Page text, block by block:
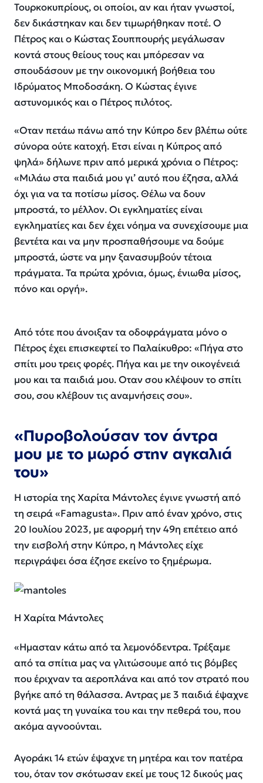
Τουρκοκυπρίους, οι οποίοι, αν και ήταν γνωστοί,
δεν δικάστηκαν και δεν τιμωρήθηκαν ποτέ. Ο
Πέτρος και ο Κώστας Σουππουρής μεγάλωσαν
κοντά στους θείους τους και μπόρεσαν να
σπουδάσουν με την οικονομική βοήθεια του
Ιδρύματος Μποδοσάκη. Ο Κώστας έγινε
αστυνομικός και ο Πέτρος πιλότος.
«Οταν πετάω πάνω από την Κύπρο δεν βλέπω ούτε
σύνορα ούτε κατοχή. Ετσι είναι η Κύπρος από
ψηλά»δήλωνε πριν από μερικά χρόνια ο Πέτρος:
«Μιλάω στα παιδιά μου γι’ αυτό που έζησα, αλλά
όχι για να τα ποτίσω μίσος. Θέλω να δουν
μπροστά, το μέλλον. Οι εγκληματίες είναι
εγκληματίες και δεν έχει νόημα να συνεχίσουμε μια
βεντέτα και να μην προσπαθήσουμε να δούμε
μπροστά, ώστε να μην ξανασυμβούν τέτοια
πράγματα. Τα πρώτα χρόνια, όμως, ένιωθα μίσος,
πόνο και οργή».
Από τότε που άνοιξαν τα οδοφράγματα μόνο ο
Πέτρος έχει επισκεφτεί το Παλαίκυθρο: «Πήγα στο
σπίτι μου τρεις φορές. Πήγα και με την οικογένειά
μου και τα παιδιά μου. Οταν σου κλέψουν το σπίτι
σου, σου κλέβουν τις αναμνήσεις σου».
«Πυροβολούσαν τον άντρα
μου με το μωρό στην αγκαλιά
του»
Η ιστορία της Χαρίτα Μάντολες έγινε γνωστή από
τη σειρά «Famagusta». Πριν από έναν χρόνο, στις
20 Ιουλίου 2023, με αφορμή την 49η επέτειο από
την εισβολή στην Κύπρο, η Μάντολες είχε
περιγράψει όσα έζησε εκείνο το ξημέρωμα.
Η Χαρίτα Μάντολες
«Ημασταν κάτω από τα λεμονόδεντρα. Τρέξαμε
από τα σπίτια μας να γλιτώσουμε από τις βόμβες
που έριχναν τα αεροπλάνα και από τον στρατό που
βγήκε από τη θάλασσα. Αντρας με 3 παιδιά έψαχνε
κοντά μας τη γυναίκα του και την πεθερά του, που
ακόμα αγνοούνται.
Αγοράκι 14 ετών έψαχνε τη μητέρα και τον πατέρα
του, όταν τον σκότωσαν εκεί με τους 12 δικούς μας